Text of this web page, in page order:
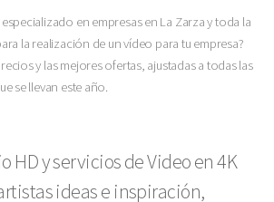
en empresas en La Zarza y toda la
la realización de un vídeo para tu empresa?
y las mejores ofertas, ajustadas a todas las
se llevan este año.
HD y servicios de Video en 4K
ideas e inspiración,